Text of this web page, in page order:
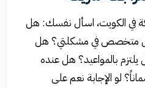
في الكويت، اسأل نفسك: هل
متخصص في مشكلتي؟ هل
بالمواعيد؟ هل عنده
لو الإجابة نعم على